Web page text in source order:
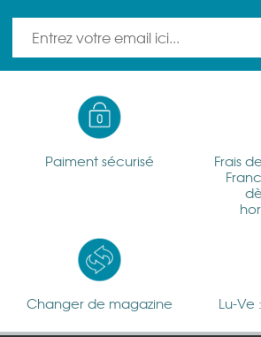
Paiment sécurisé
Frais
Changer de magazine Lu-Ve